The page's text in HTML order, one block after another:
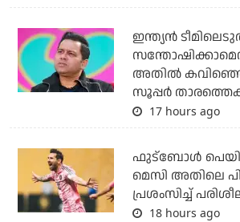
ഇന്ത്യന്‍
അതില്‍
സൂപ്പര്‍
17 hours ago
ഫുട്‌ബോള്‍
മെസി അതിലെ
പ്രശംസിച്ച്
18 hours ago